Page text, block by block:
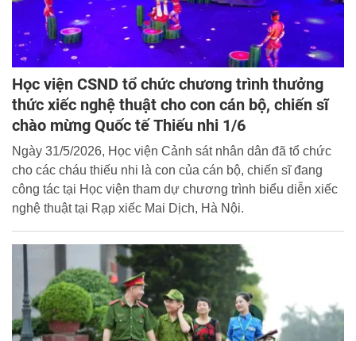
Học viện CSND tổ chức chương trình thưởng
thức xiếc nghệ thuật cho con cán bộ, chiến sĩ
chào mừng Quốc tế Thiếu nhi 1/6
Ngày 31/5/2026, Học viện Cảnh sát nhân dân đã tổ chức
cho các cháu thiếu nhi là con của cán bộ, chiến sĩ đang
công tác tại Học viện tham dự chương trình biểu diễn xiếc
nghệ thuật tại Rạp xiếc Mai Dịch, Hà Nội.